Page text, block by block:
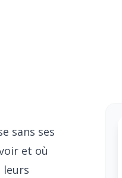
sans ses
et où
leurs